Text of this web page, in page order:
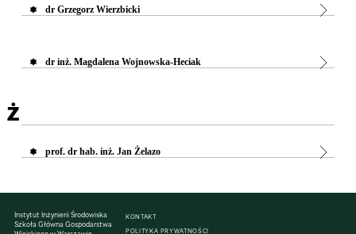
dr Grzegorz Wierzbicki
dr inż. Magdalena Wojnowska-Heciak
Ż
prof. dr hab. inż. Jan Żelazo
Instytut Inżynierii Środowiska
Szkoła Główna Gospodarstwa
KONTAKT
POLITYKA PRYWATNOŚCI